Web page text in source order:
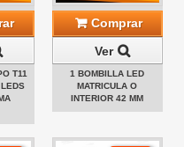
T11
Comprar
Ver
1 BOMBILLA LED
MATRICULA O
INTERIOR 42 MM